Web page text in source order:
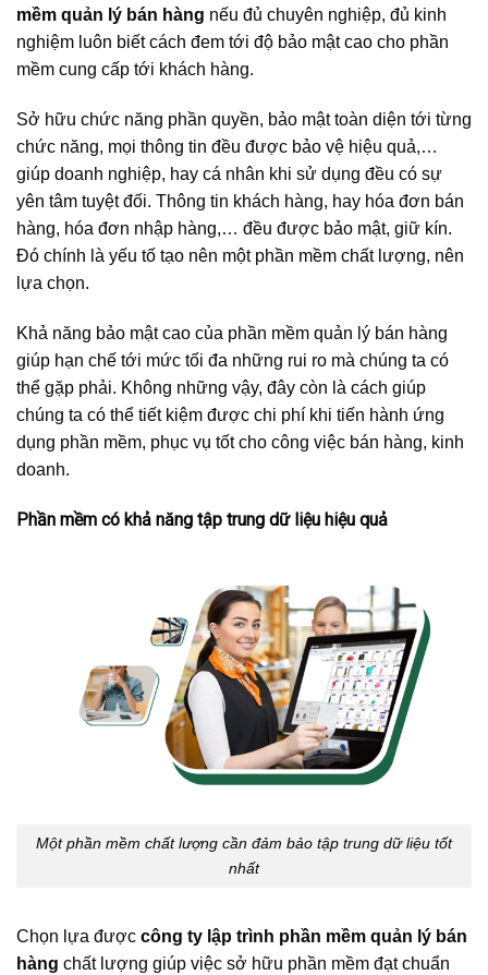
mềm quản lý bán hàng nếu đủ chuyên nghiệp, đủ kinh
nghiệm luôn biết cách đem tới độ bảo mật cao cho phần
mềm cung cấp tới khách hàng.
Sở hữu chức năng phần quyền, bảo mật toàn diện tới từng
chức năng, mọi thông tin đều được bảo vệ hiệu quả,…
giúp doanh nghiệp, hay cá nhân khi sử dụng đều có sự
yên tâm tuyệt đối. Thông tin khách hàng, hay hóa đơn bán
hàng, hóa đơn nhập hàng,… đều được bảo mật, giữ kín.
Đó chính là yếu tố tạo nên một phần mềm chất lượng, nên
lựa chọn.
Khả năng bảo mật cao của phần mềm quản lý bán hàng
giúp hạn chế tới mức tối đa những rui ro mà chúng ta có
thể gặp phải. Không những vậy, đây còn là cách giúp
chúng ta có thể tiết kiệm được chi phí khi tiến hành ứng
dụng phần mềm, phục vụ tốt cho công việc bán hàng, kinh
doanh.
Phần mềm có khả năng tập trung dữ liệu hiệu quả
Một phần mềm chất lượng cần đảm bảo tập trung dữ liệu tốt
nhất
Chọn lựa được công ty lập trình phần mềm quản lý bán
hàng chất lượng giúp việc sở hữu phần mềm đạt chuẩn